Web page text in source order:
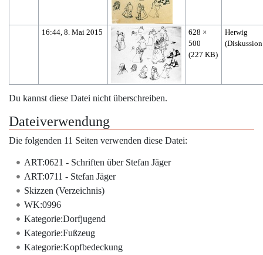
16:44, 8. Mai 2015
628 ×
500
(227 KB)
Herwig
(Diskussion
Du kannst diese Datei nicht überschreiben.
Dateiverwendung
Die folgenden 11 Seiten verwenden diese Datei:
ART:0621 - Schriften über Stefan Jäger
ART:0711 - Stefan Jäger
Skizzen (Verzeichnis)
WK:0996
Kategorie:Dorfjugend
Kategorie:Fußzeug
Kategorie:Kopfbedeckung